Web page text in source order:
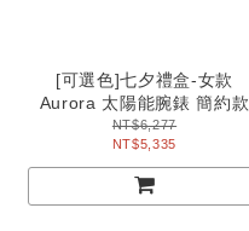
[可選色]七夕禮盒-女款
Aurora 太陽能腕錶 簡約款
NT$6,277
NT$5,335